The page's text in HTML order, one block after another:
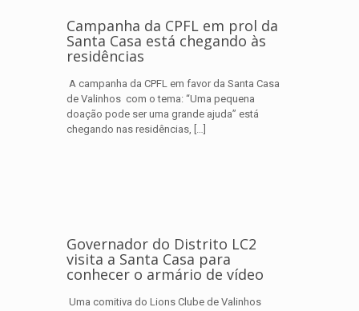
Campanha da CPFL em prol da
Santa Casa está chegando às
residências
A campanha da CPFL em favor da Santa Casa
de Valinhos com o tema: “Uma pequena
doação pode ser uma grande ajuda” está
chegando nas residências, […]
Governador do Distrito LC2
visita a Santa Casa para
conhecer o armário de vídeo
Uma comitiva do Lions Clube de Valinhos